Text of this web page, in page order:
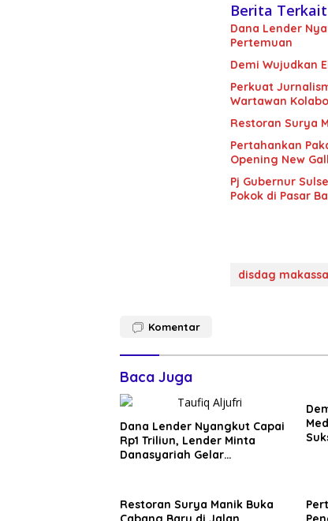
Berita Terkait
Dana Lender
Pertemuan
Demi Wujudkan
Perkuat
Wartawan
Restoran Surya
Pertahankan
Opening New
Pj Gubernur
Pokok di Pasar
disdag
Komentar
Baca Juga
Dana Lender Nyangkut Capai
Rp1 Triliun, Lender Minta
Danasyariah Gelar
Restoran Surya Manik Buka